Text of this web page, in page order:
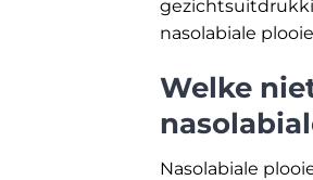
nasolabiale
Welke
Nasolabiale